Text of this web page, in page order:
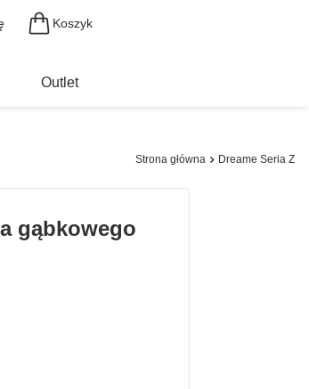
Koszyk
Outlet
Strona główna Dreame Seria Z
gąbkowego